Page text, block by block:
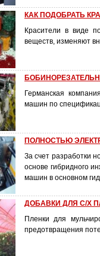
КАК ПОДОБРАТЬ
Красители в виде
веществ, изменяют
Германская
машин по
ПОЛНОСТЬЮ
За счет разработки
основе гибридного
машин в основном
ДОБАВКИ ДЛЯ С/Х
Пленки для
предотвращения